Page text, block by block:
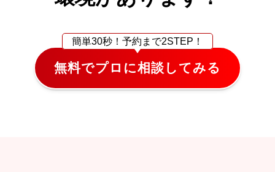
簡単30秒！ 予約まで2STEP！
無料でプロに相談してみる